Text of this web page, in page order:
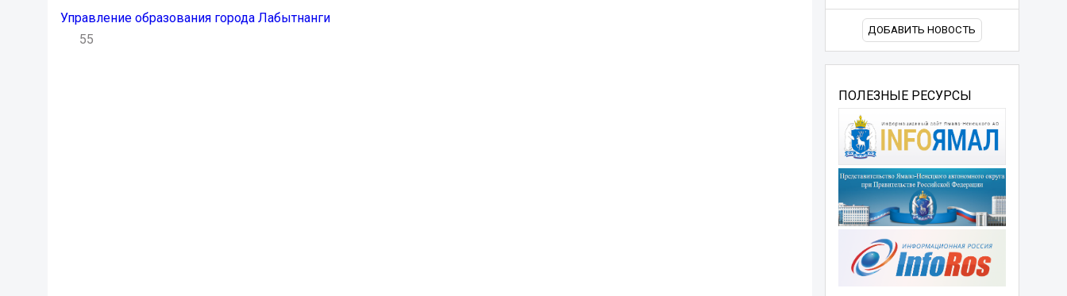
Управление образования города Лабытнанги
55
ДОБАВИТЬ НОВОСТЬ
ПОЛЕЗНЫЕ РЕСУРСЫ